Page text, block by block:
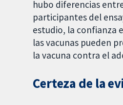
hubo diferencias
participantes del
estudio, la confianza
las vacunas pueden
la vacuna contra el
Certeza de la